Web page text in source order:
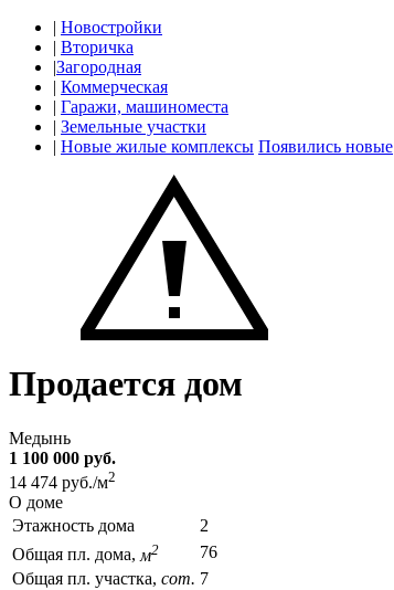
| Новостройки
| Вторичка
|Загородная
| Коммерческая
| Гаражи, машиноместа
| Земельные участки
| Новые жилые комплексы Появились новые
Продается дом
Медынь
1 100 000 руб.
14 474 руб./м2
О доме
Этажность дома
2
Общая пл. дома, м2
76
Общая пл. участка, сот. 7